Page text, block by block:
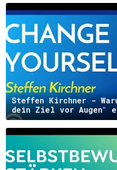
Steffen Kirchner -
dein Ziel vor Augen"